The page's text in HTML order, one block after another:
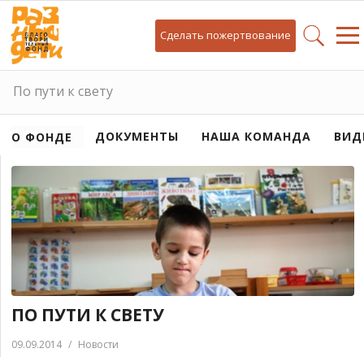
Сделать пожертвование
По пути к свету
О ФОНДЕ ДОКУМЕНТЫ НАША КОМАНДА
ПО ПУТИ К СВЕТУ
09.09.2014 / Новости